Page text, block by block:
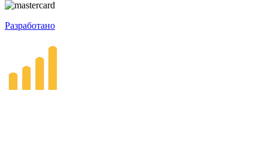
Разработано